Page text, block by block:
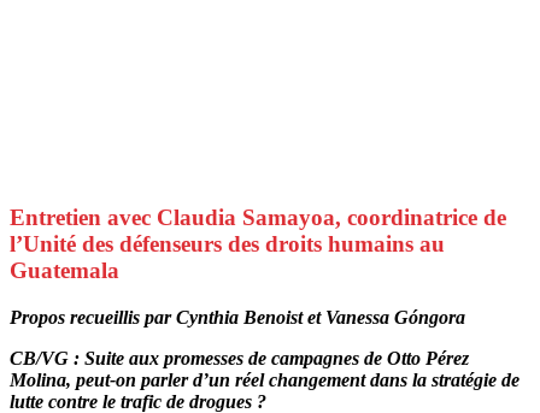
Entretien avec Claudia Samayoa, coordinatrice de
l’Unité des défenseurs des droits humains au
Guatemala
Propos recueillis parCynthia Benoist et Vanessa Góngora
CB/VG : Suite aux promesses de campagnes de Otto Pérez
Molina, peut-on parler d’un réel changement dans la stratégie de
lutte contre le trafic de drogues ?